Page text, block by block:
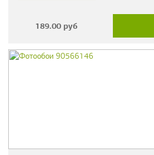
189.00 руб